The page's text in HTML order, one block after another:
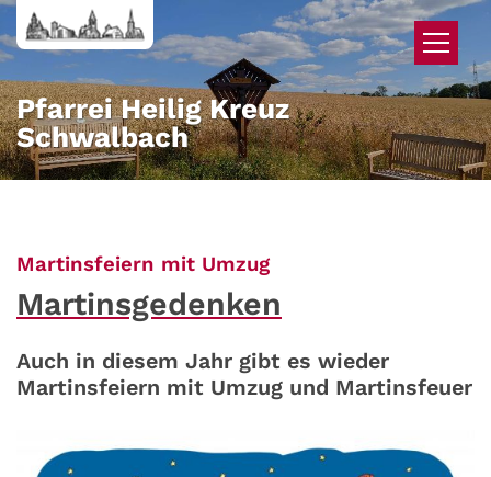
Zum Inhalt springen
Pfarrei Heilig Kreuz
Schwalbach
Martinsfeiern mit Umzug:
Martinsgedenken
Auch in diesem Jahr gibt es wieder
Martinsfeiern mit Umzug und Martinsfeuer